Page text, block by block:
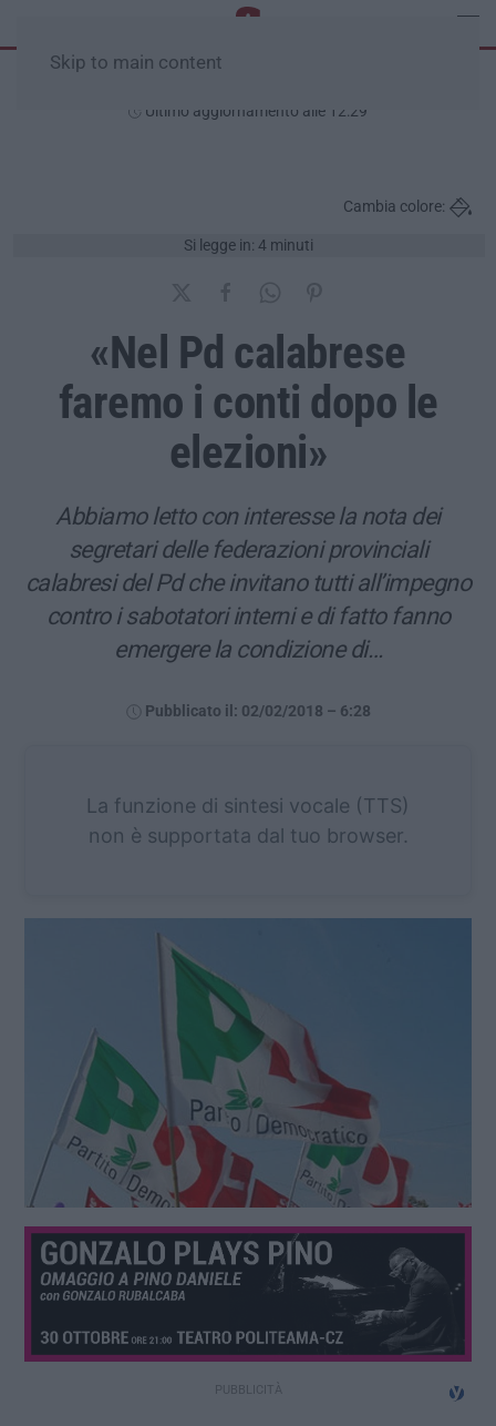
Skip to main content
Ultimo aggiornamento alle 12:29
Si legge in: 4 minuti
Cambia colore:
«Nel Pd calabrese
faremo i conti dopo le
elezioni»
Abbiamo letto con interesse la nota dei
segretari delle federazioni provinciali
calabresi del Pd che invitano tutti all’impegno
contro i sabotatori interni e di fatto fanno
emergere la condizione di…
Pubblicato il: 02/02/2018 – 6:28
La funzione di sintesi vocale (TTS)
non è supportata dal tuo browser.